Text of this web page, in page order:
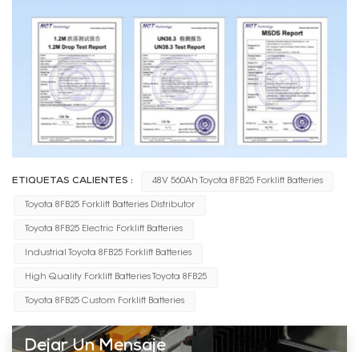
ETIQUETAS CALIENTES : 48V 560Ah Toyota 8FB25 Forklift Batteries
Toyota 8FB25 Forklift Batteries Distributor
Toyota 8FB25 Electric Forklift Batteries
Industrial Toyota 8FB25 Forklift Batteries
High Quality Forklift Batteries Toyota 8FB25
Toyota 8FB25 Custom Forklift Batteries
Dejar Un Mensaje